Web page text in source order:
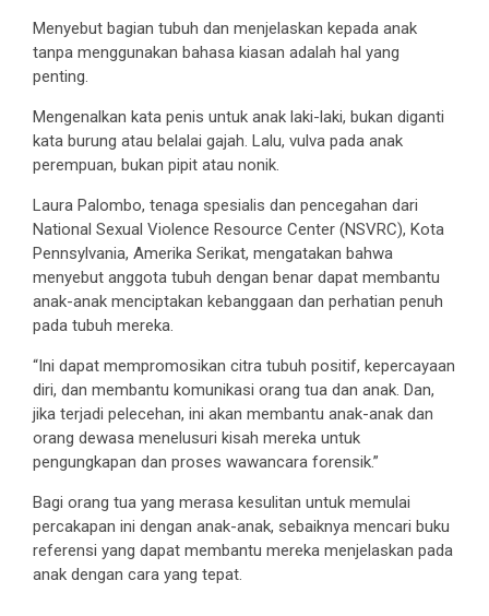
Menyebut bagian tubuh dan menjelaskan kepada anak
tanpa menggunakan bahasa kiasan adalah hal yang
penting.
Mengenalkan kata penis untuk anak laki-laki, bukan diganti
kata burung atau belalai gajah. Lalu, vulva pada anak
perempuan, bukan pipit atau nonik.
Laura Palombo, tenaga spesialis dan pencegahan dari
National Sexual Violence Resource Center (NSVRC), Kota
Pennsylvania, Amerika Serikat, mengatakan bahwa
menyebut anggota tubuh dengan benar dapat membantu
anak-anak menciptakan kebanggaan dan perhatian penuh
pada tubuh mereka.
“Ini dapat mempromosikan citra tubuh positif, kepercayaan
diri, dan membantu komunikasi orang tua dan anak. Dan,
jika terjadi pelecehan, ini akan membantu anak-anak dan
orang dewasa menelusuri kisah mereka untuk
pengungkapan dan proses wawancara forensik.”
Bagi orang tua yang merasa kesulitan untuk memulai
percakapan ini dengan anak-anak, sebaiknya mencari buku
referensi yang dapat membantu mereka menjelaskan pada
anak dengan cara yang tepat.